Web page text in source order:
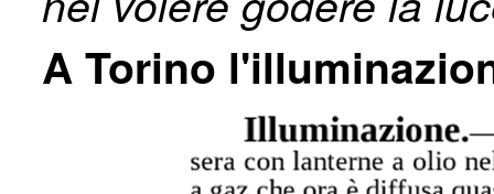
A Torino